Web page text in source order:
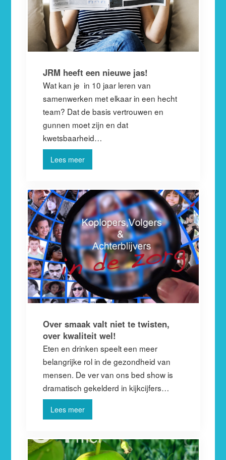
JRM heeft een nieuwe jas!
Wat kan je in 10 jaar leren van
samenwerken met elkaar in een hecht
team? Dat de basis vertrouwen en
gunnen moet zijn en dat
kwetsbaarheid…
Lees meer
Over smaak valt niet te twisten,
over kwaliteit wel!
Eten en drinken speelt een meer
belangrijke rol in de gezondheid van
mensen. De ver van ons bed show is
dramatisch gekelderd in kijkcijfers…
Lees meer